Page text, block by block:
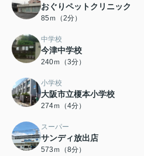
おぐりペットクリニック
85ｍ（2分）
中学校
今津中学校
240ｍ（3分）
小学校
大阪市立榎本小学校
274ｍ（4分）
スーパー
サンディ放出店
573ｍ（8分）